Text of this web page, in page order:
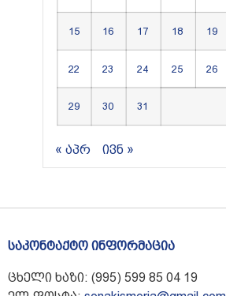
15 16 17 18 19
22 23 24 25 26
29 30 31
« აპრ ივნ »
საკონტაქტო ინფორმაცია
ცხელი ხაზი: (995) 599 85 04 19